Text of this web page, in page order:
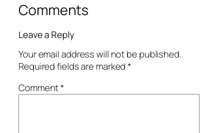
Comments
Leave a Reply
Your email address will not be published.
Required fields are marked*
Comment*